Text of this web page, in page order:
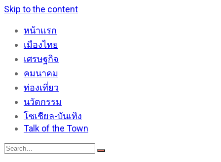
Skip to the content
หน้าแรก
เมืองไทย
เศรษฐกิจ
คมนาคม
ท่องเที่ยว
นวัตกรรม
โซเชียล-บันเทิง
Talk of the Town